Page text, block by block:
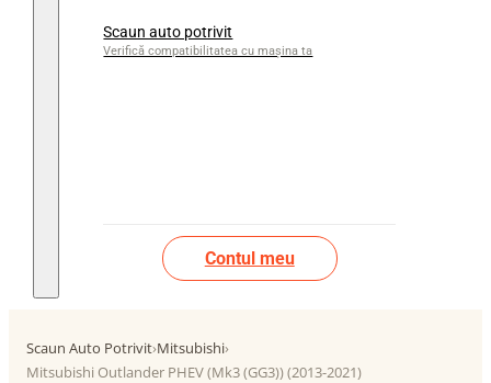
Scaun auto potrivit
Verifică compatibilitatea cu mașina ta
Contul meu
Scaun Auto Potrivit›Mitsubishi›
Mitsubishi Outlander PHEV (Mk3 (GG3)) (2013-2021)